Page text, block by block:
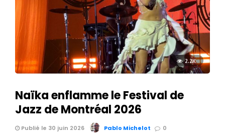
2.2K
Naïka enflamme le Festival de
Jazz de Montréal 2026
Publié le 30 juin 2026 Pablo Michelot 0